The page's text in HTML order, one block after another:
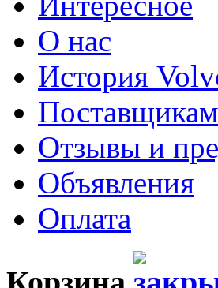
О нас
История
Поставщикам
Отзывы и
Объявления
Оплата